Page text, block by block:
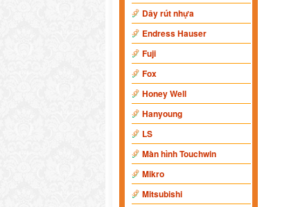
Dây rút nhựa
Endress Hauser
Fuji
Fox
Honey Well
Hanyoung
LS
Màn hình Touchwin
Mikro
Mitsubishi